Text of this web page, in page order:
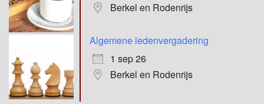
Berkel en Rodenrijs
Algemene ledenvergadering
1 sep 26
Berkel en Rodenrijs